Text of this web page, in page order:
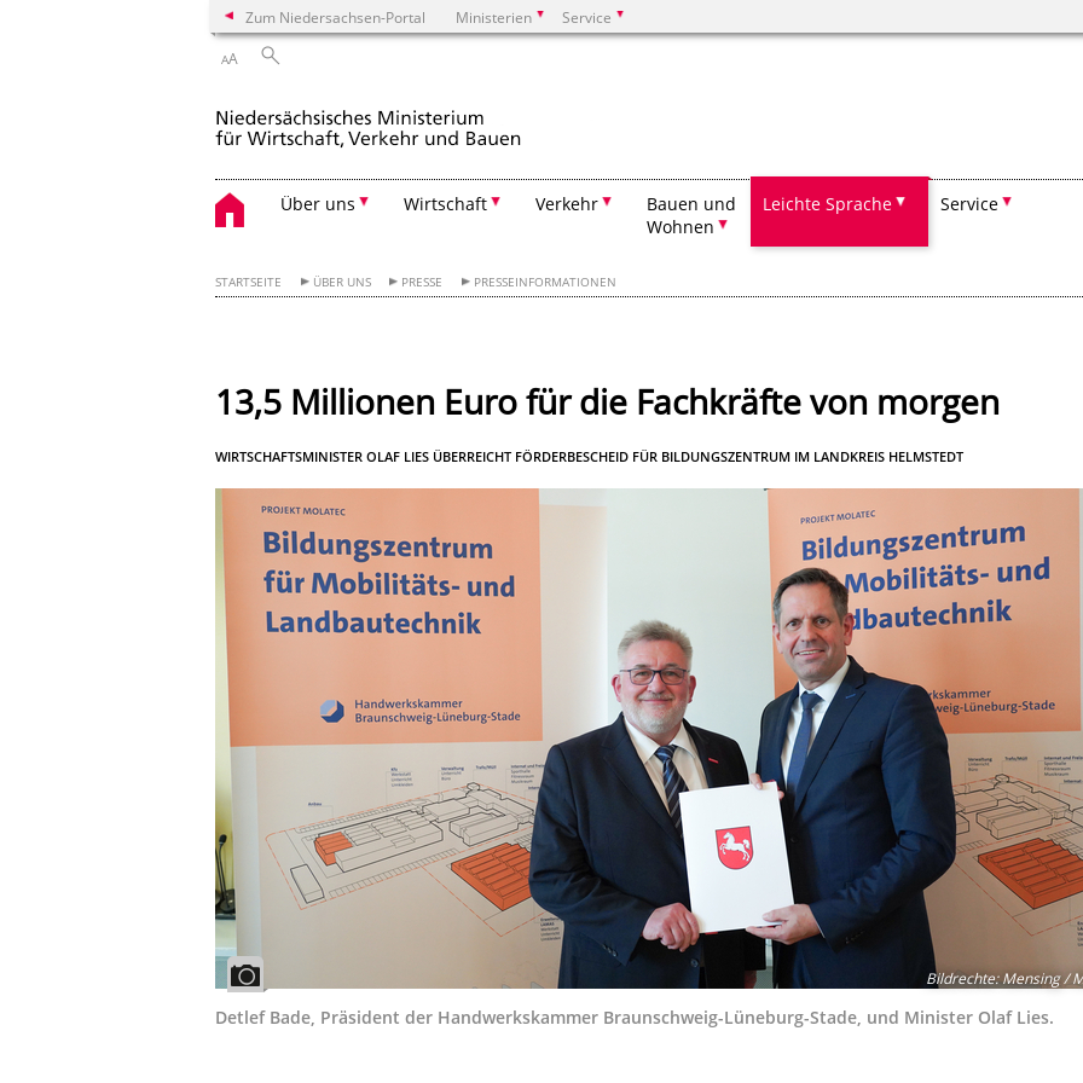
Zum Niedersachsen-Portal Ministerien Service
AA
Über uns Wirtschaft Verkehr
Bauen und
Wohnen
Leichte Sprache Service
STARTSEITE ÜBER UNS PRESSE PRESSEINFORMATIONEN
13,5 Millionen Euro für die Fachkräfte von morgen
WIRTSCHAFTSMINISTER OLAF LIES ÜBERREICHT FÖRDERBESCHEID FÜR BILDUNGSZENTRUM IM LANDKREIS HELMSTEDT
Bildrechte:Mensing /
Detlef Bade, Präsident der Handwerkskammer Braunschweig-Lüneburg-Stade, und Minister Olaf Lies.